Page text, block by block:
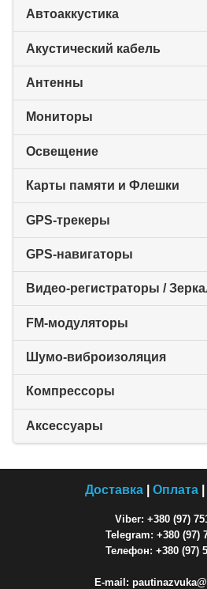
Автоаккустика
Акустический кабель
Антенны
Мониторы
Освещение
Карты памяти и Флешки
GPS-трекеры
GPS-навигаторы
Видео-регистраторы /
FM-модуляторы
Шумо-виброизоляция
Компрессоры
Аксессуары
Доставка| Оплата|
Viber: +380 (97)
Telegram: +380 (97)
Телефон: +380 (97)
E-mail: